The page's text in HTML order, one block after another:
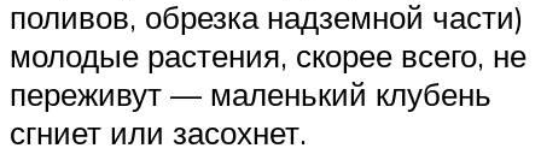
поливов, обрезка надземной части)
молодые растения, скорее всего, не
переживут — маленький клубень
сгниет или засохнет.